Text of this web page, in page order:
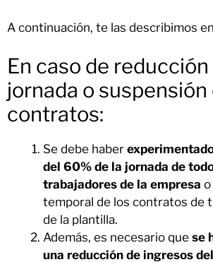
A continuación, te las describimos
En caso de reducción
jornada o suspensión
contratos:
Se debe haber
del 60% de la jornada de
trabajadores de la empresa o
temporal de los contratos de
de la plantilla.
Además, es necesario que se
una reducción de ingresos